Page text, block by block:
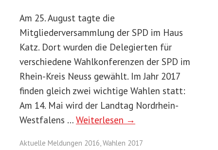
Am 25. August tagte die
Mitgliederversammlung der SPD im Haus
Katz. Dort wurden die Delegierten für
verschiedene Wahlkonferenzen der SPD im
Rhein-Kreis Neuss gewählt. Im Jahr 2017
finden gleich zwei wichtige Wahlen statt:
Am 14. Mai wird der Landtag Nordrhein-
Westfalens … Weiterlesen →
Aktuelle Meldungen 2016,Wahlen 2017